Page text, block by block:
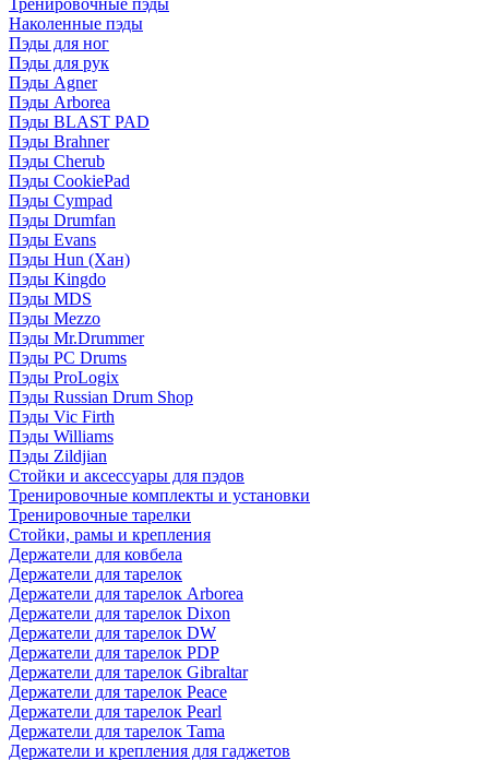
Тренировочные пэды
Наколенные пэды
Пэды для ног
Пэды для рук
Пэды Agner
Пэды Arborea
Пэды BLAST PAD
Пэды Brahner
Пэды Cherub
Пэды CookiePad
Пэды Cympad
Пэды Drumfan
Пэды Evans
Пэды Hun (Хан)
Пэды Kingdo
Пэды MDS
Пэды Mezzo
Пэды Mr.Drummer
Пэды PC Drums
Пэды ProLogix
Пэды Russian Drum Shop
Пэды Vic Firth
Пэды Williams
Пэды Zildjian
Стойки и аксессуары для пэдов
Тренировочные комплекты и установки
Тренировочные тарелки
Стойки, рамы и крепления
Держатели для ковбела
Держатели для тарелок
Держатели для тарелок Arborea
Держатели для тарелок Dixon
Держатели для тарелок DW
Держатели для тарелок PDP
Держатели для тарелок Gibraltar
Держатели для тарелок Peace
Держатели для тарелок Pearl
Держатели для тарелок Tama
Держатели и крепления для гаджетов